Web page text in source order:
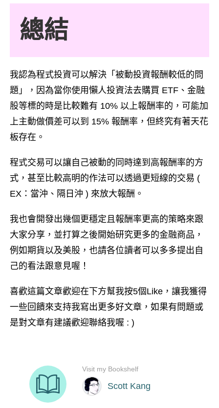
總結
我認為程式投資可以解決「被動投資報酬較低的問
題」，因為當你使用懶人投資法去購買 ETF、金融
股等標的時是比較難有 10% 以上報酬率的，可能加
上主動做價差可以到 15% 報酬率，但終究有著天花
板存在。
程式交易可以讓自己被動的同時達到高報酬率的方
式，甚至比較高明的作法可以透過更短線的交易 (
EX：當沖、隔日沖 ) 來放大報酬。
我也會開發出幾個更穩定且報酬率更高的策略來跟
大家分享，並打算之後開始研究更多的金融商品，
例如期貨以及美股，也請各位讀者可以多多提出自
己的看法跟意見喔！
喜歡這篇文章歡迎在下方幫我按5個Like，讓我獲得
一些回饋來支持我寫出更多好文章，如果有問題或
是對文章有建議歡迎聯絡我喔 : )